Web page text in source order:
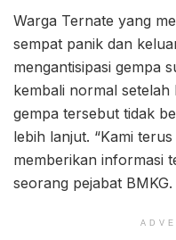
Warga Ternate yang
sempat panik dan
mengantisipasi gempa
kembali normal setelah
gempa tersebut tidak
lebih lanjut. “Kami
memberikan informasi
seorang pejabat BMKG.